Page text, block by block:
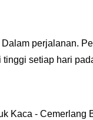
perjalanan.
setiap hari
Kaca - Cemerlang